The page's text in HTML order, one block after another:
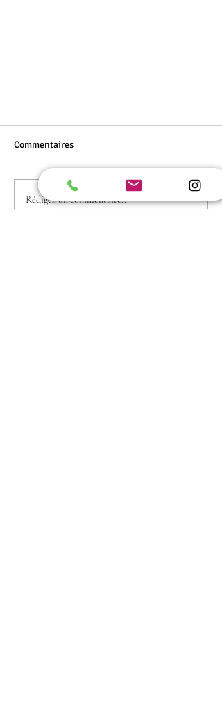
Moodboard
Commentaires
Rédigez un commentaire...